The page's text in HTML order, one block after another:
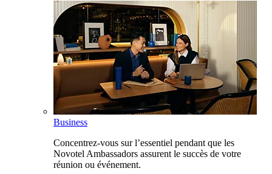
Business
Concentrez-vous sur l’essentiel pendant que les
Novotel Ambassadors assurent le succès de votre
réunion ou événement.